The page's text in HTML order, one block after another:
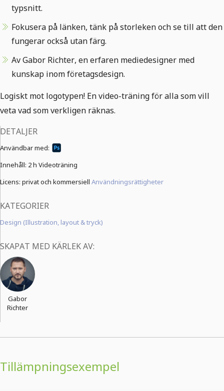
typsnitt.
Fokusera på länken, tänk på storleken och se till att den
fungerar också utan färg.
Av Gabor Richter, en erfaren mediedesigner med
kunskap inom företagsdesign.
Logiskt mot logotypen! En video-träning för alla som vill
veta vad som verkligen räknas.
DETALJER
Användbar med:
Innehåll: 2 h Videoträning
Licens: privat och kommersiell Användningsrättigheter
KATEGORIER
Design (Illustration, layout & tryck)
SKAPAT MED KÄRLEK AV:
Gabor
Richter
Tillämpningsexempel